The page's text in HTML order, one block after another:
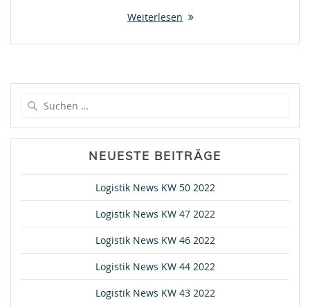
Weiterlesen
NEUESTE BEITRÄGE
Logistik News KW 50 2022
Logistik News KW 47 2022
Logistik News KW 46 2022
Logistik News KW 44 2022
Logistik News KW 43 2022